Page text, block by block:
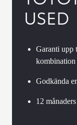
USED
Garanti upp
Godkända
12